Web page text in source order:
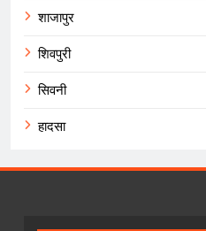
शाजापुर
शिवपुरी
सिवनी
हादसा